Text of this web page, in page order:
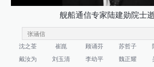
舰船通信专家陆建勋院士
沈之荃 崔崑 顾诵芬 苏哲子
戴汝为
刘玉清 李幼平 魏正耀